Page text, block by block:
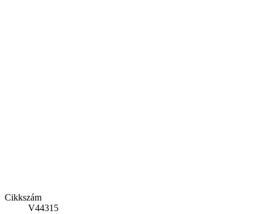
Cikkszám
V44315